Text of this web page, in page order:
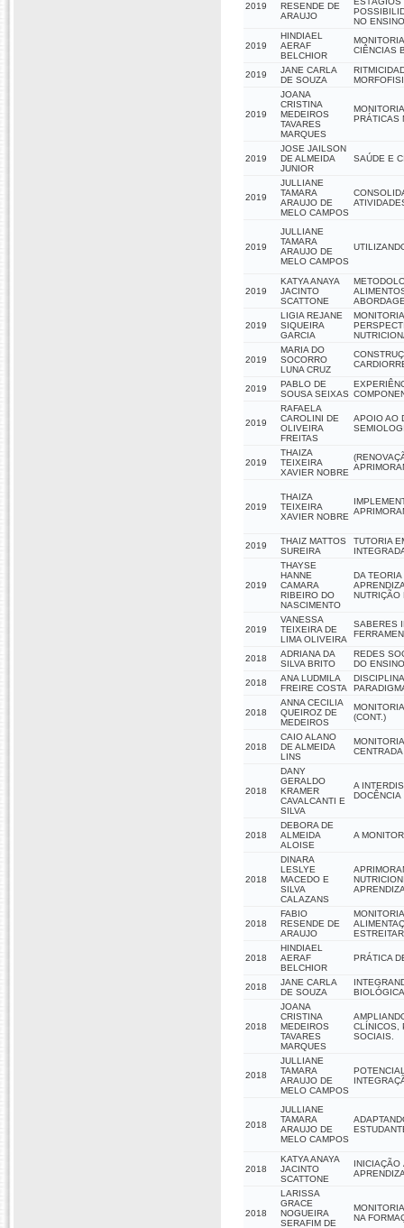
2019
RESENDE DE
ARAUJO
NO ENSINO
2019
HINDIAEL
AERAF
BELCHIOR
CIÊNCIAS
2019
JANE CARLA
DE SOUZA
2019
JOANA
CRISTINA
MEDEIROS
TAVARES
MARQUES
PRÁTICAS
2019
JOSE JAILSON
DE ALMEIDA
JUNIOR
SAÚDE E
2019
JULLIANE
TAMARA
ARAUJO DE
MELO CAMPOS
2019
JULLIANE
TAMARA
ARAUJO DE
MELO CAMPOS
2019
KATYA ANAYA
JACINTO
SCATTONE
2019
LIGIA REJANE
SIQUEIRA
GARCIA
2019
MARIA DO
SOCORRO
LUNA CRUZ
2019
PABLO DE
SOUSA SEIXAS
2019
RAFAELA
CAROLINI DE
OLIVEIRA
FREITAS
APOIO AO
2019
THAIZA
TEIXEIRA
XAVIER NOBRE
2019
THAIZA
TEIXEIRA
XAVIER NOBRE
2019
THAIZ MATTOS
SUREIRA
TUTORIA
2019
THAYSE
HANNE
CAMARA
RIBEIRO DO
NASCIMENTO
DA
NUTRIÇÃO
2019
VANESSA
TEIXEIRA DE
LIMA OLIVEIRA
SABERES
2018
ADRIANA DA
SILVA BRITO
REDES
DO
2018
ANA LUDMILA
FREIRE COSTA
2018
ANNA CECILIA
QUEIROZ DE
MEDEIROS
(CONT.)
2018
CAIO ALANO
DE ALMEIDA
LINS
2018
DANY
GERALDO
KRAMER
CAVALCANTI E
SILVA
A
DOCÊNCIA
2018
DEBORA DE
ALMEIDA
ALOISE
A
2018
DINARA
LESLYE
MACEDO E
SILVA
CALAZANS
2018
FABIO
RESENDE DE
ARAUJO
2018
HINDIAEL
AERAF
BELCHIOR
PRÁTICA
2018
JANE CARLA
DE SOUZA
BIOLÓGICA
2018
JOANA
CRISTINA
MEDEIROS
TAVARES
MARQUES
CLÍNICOS,
SOCIAIS.
2018
JULLIANE
TAMARA
ARAUJO DE
MELO CAMPOS
2018
JULLIANE
TAMARA
ARAUJO DE
MELO CAMPOS
2018
KATYA ANAYA
JACINTO
SCATTONE
INICIAÇÃO
2018
LARISSA
GRACE
NOGUEIRA
SERAFIM DE
NA